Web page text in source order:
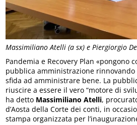
Massimiliano Atelli (a sx) e Piergiorgio
Pandemia e Recovery Plan «pongono
pubblica amministrazione rinnovando
sfida ad amministrare bene. La
riuscire a essere il vero “motore di
ha detto Massimiliano Atelli,
d’Aosta della Corte dei conti, in
stampa organizzata per